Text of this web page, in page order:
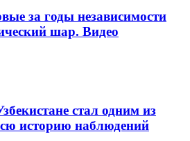
за годы независимости
шар. Видео
стал одним из
историю наблюдений